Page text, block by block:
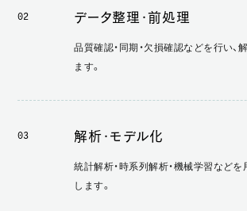
02 データ整理・前処理
品質確認・同期・欠損確認などを行い、
ます。
03 解析・モデル化
統計解析・時系列解析・機械学習など
します。